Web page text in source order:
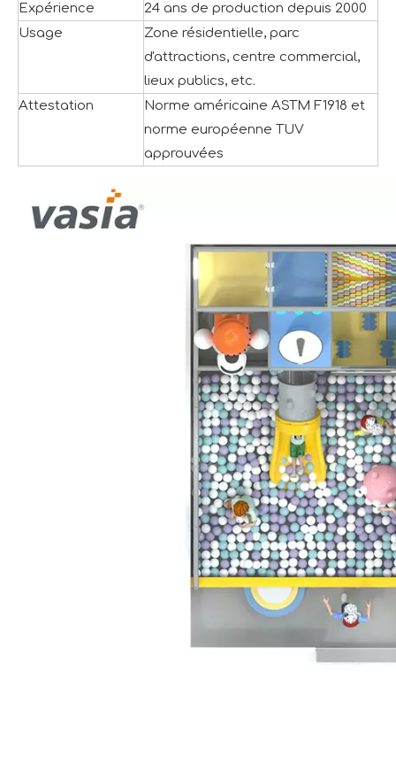
Expérience
24 ans de production depuis 2000
Usage
Zone résidentielle, parc
d'attractions, centre commercial,
lieux publics, etc.
Attestation
Norme américaine ASTM F1918 et
norme européenne TUV
approuvées